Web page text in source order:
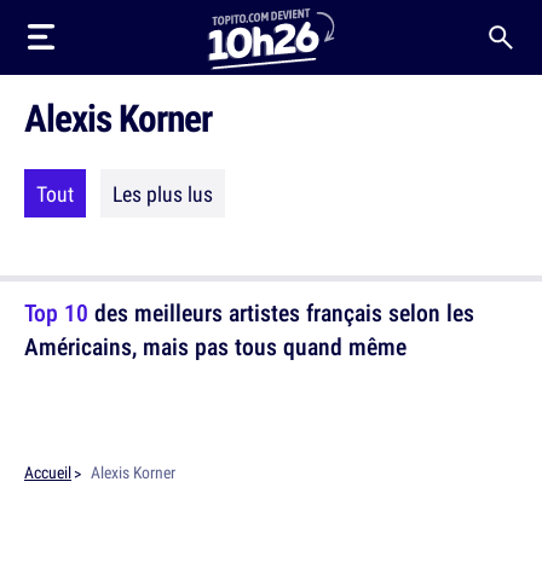
Alexis Korner
Tout Les plus lus
Top 10 des meilleurs artistes français selon les
Américains, mais pas tous quand même
Accueil Alexis Korner